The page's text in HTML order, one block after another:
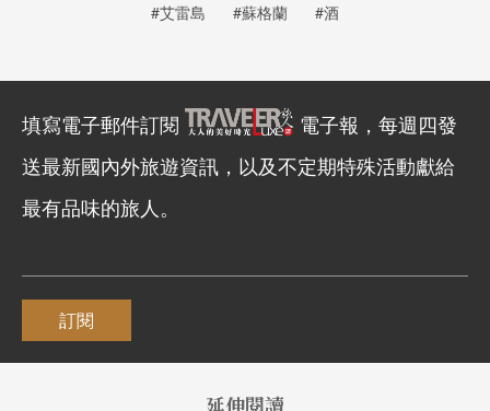
#艾雷島 #蘇格蘭 #酒
填寫電子郵件訂閱
電子報，每週四發
送最新國內外旅遊資訊，以及不定期特殊活動獻給
最有品味的旅人。
訂閱
延伸閱讀